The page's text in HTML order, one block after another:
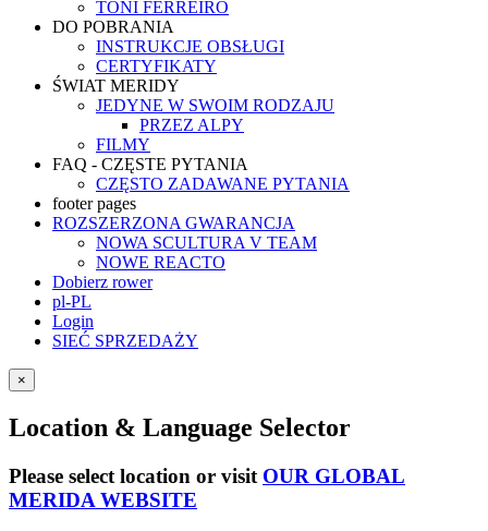
TONI FERREIRO
DO POBRANIA
INSTRUKCJE OBSŁUGI
CERTYFIKATY
ŚWIAT MERIDY
JEDYNE W SWOIM RODZAJU
PRZEZ ALPY
FILMY
FAQ - CZĘSTE PYTANIA
CZĘSTO ZADAWANE PYTANIA
footer pages
ROZSZERZONA GWARANCJA
NOWA SCULTURA V TEAM
NOWE REACTO
Dobierz rower
pl-PL
Login
SIEĆ SPRZEDAŻY
×
Location & Language Selector
Please select location or visit OUR GLOBAL
MERIDA WEBSITE